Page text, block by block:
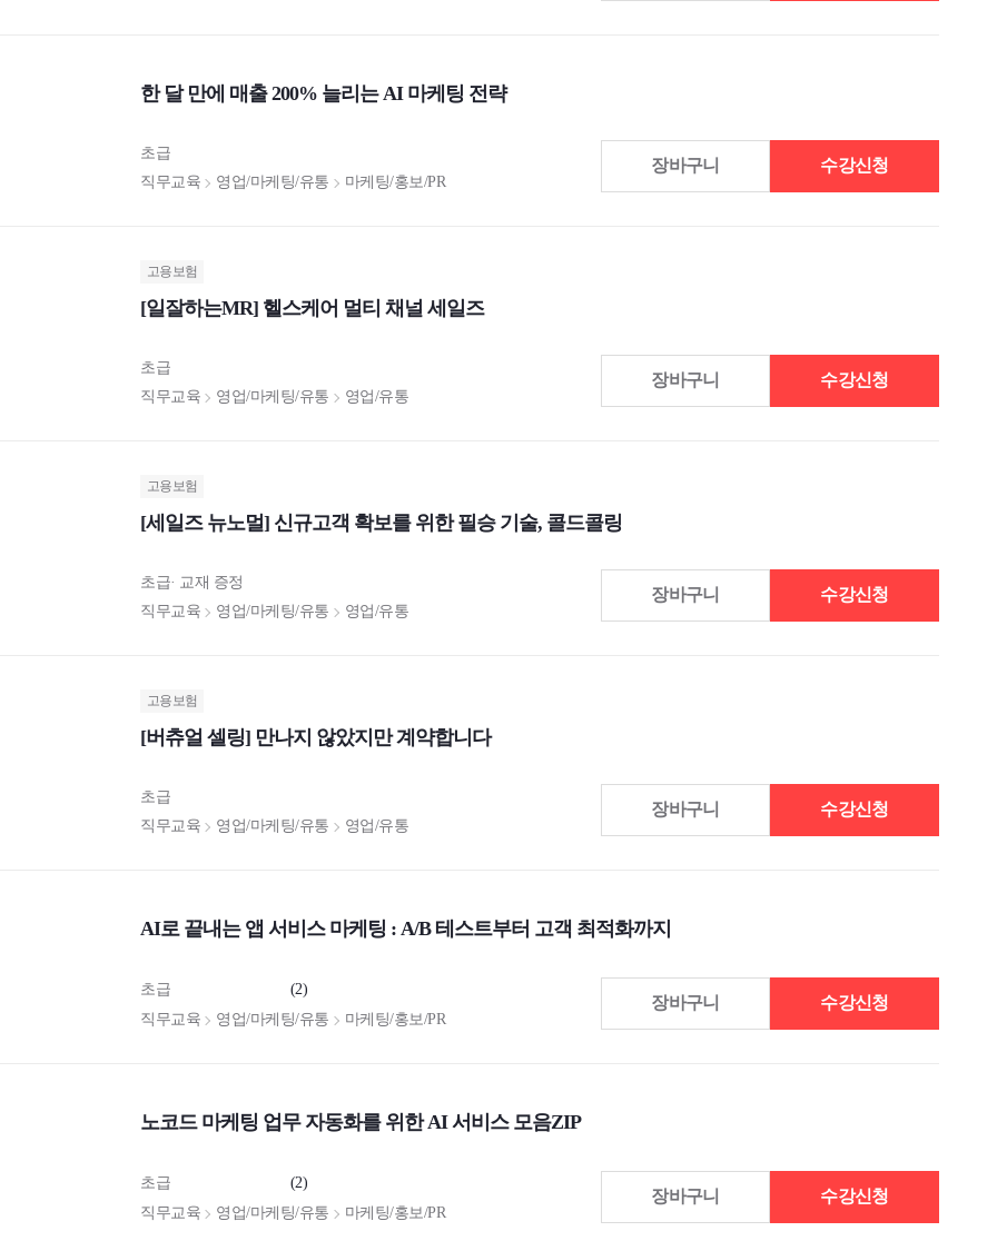
한 달 만에 매출 200% 늘리는 AI 마케팅 전략
초급
직무교육
영업/마케팅/유통 마케팅/홍보/PR
장바구니 수강신청
고용보험
[일잘하는MR] 헬스케어 멀티 채널 세일즈
초급
직무교육
영업/마케팅/유통 영업/유통
장바구니 수강신청
고용보험
[세일즈 뉴노멀] 신규고객 확보를 위한 필승 기술, 콜드콜링
초급 교재 증정
직무교육
영업/마케팅/유통 영업/유통
장바구니 수강신청
고용보험
[버츄얼 셀링] 만나지 않았지만 계약합니다
초급
직무교육
영업/마케팅/유통 영업/유통
장바구니 수강신청
AI로 끝내는 앱 서비스 마케팅 : A/B 테스트부터 고객 최적화까지
초급
(2)
직무교육
영업/마케팅/유통 마케팅/홍보/PR
장바구니 수강신청
노코드 마케팅 업무 자동화를 위한 AI 서비스 모음ZIP
초급
(2)
직무교육
영업/마케팅/유통 마케팅/홍보/PR
장바구니 수강신청